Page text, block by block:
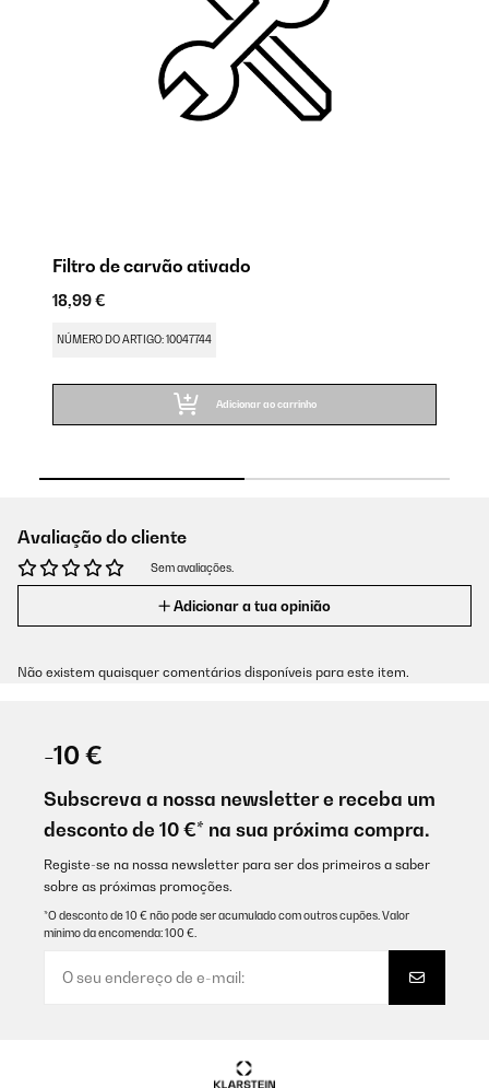
Filtro de carvão ativado
18,99 €
NÚMERO DO ARTIGO: 10047744
Adicionar ao carrinho
Avaliação do cliente
Sem avaliações.
Adicionar a tua opinião
Não existem quaisquer comentários disponíveis para este item.
-10 €
Subscreva a nossa newsletter e receba um
desconto de 10 €* na sua próxima compra.
Registe-se na nossa newsletter para ser dos primeiros a saber
sobre as próximas promoções.
*O desconto de 10 € não pode ser acumulado com outros cupões. Valor
mínimo da encomenda: 100 €.